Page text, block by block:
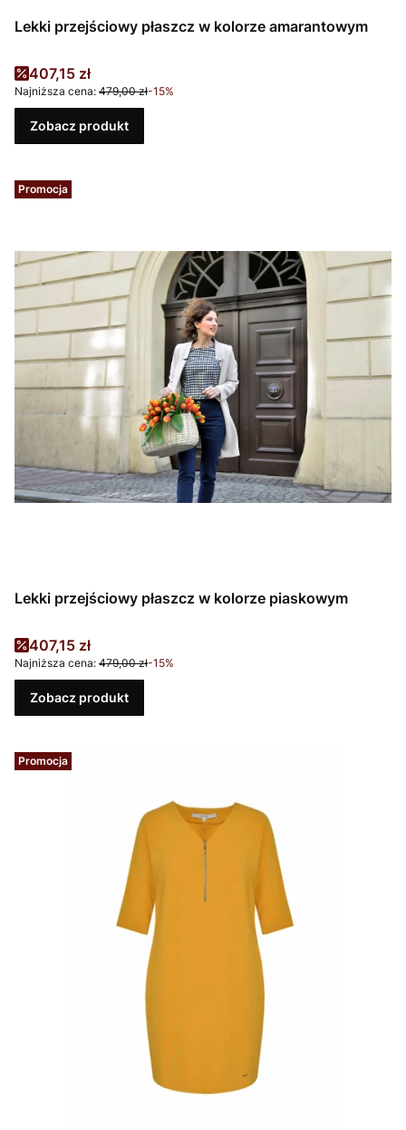
Lekki przejściowy płaszcz w kolorze amarantowym
Cena promocyjna
407,15 zł
Najniższa cena: 479,00 zł-15%
Zobacz produkt
Promocja
Lekki przejściowy płaszcz w kolorze piaskowym
Cena promocyjna
407,15 zł
Najniższa cena: 479,00 zł-15%
Zobacz produkt
Promocja